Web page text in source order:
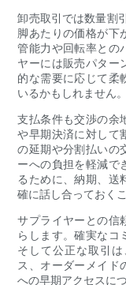
卸売取引では数量割
脚あたりの価格が下
管能力や回転率との
ヤーには販売パター
的な需要に応じて柔
いるかもしれません。
支払条件も交渉の余
や早期決済に対して
の延期や分割払いの
ーへの負担を軽減で
るために、納期、送
確に話し合っておく
サプライヤーとの信
らします。確実なコ
そして公正な取引
ス、オーダーメイド
への早期アクセスに